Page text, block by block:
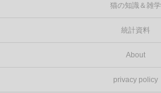
猫の知識＆雑学
統計資料
About
privacy policy